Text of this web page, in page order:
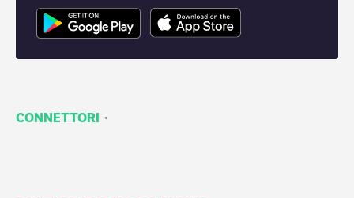
CONNETTORI ·